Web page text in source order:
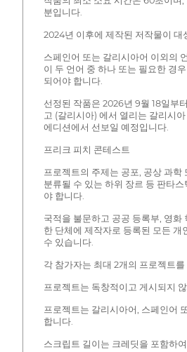
분입니다.
2024년 이후에 제작된 저작물이 대
스페인어 또는 갈리시아어 이외의
이 두 언어 중 하나 또는 필요한 경
되어야 합니다.
선정된 작품은 2026년 9월 18일부
고 (갈리시아) 에서 열리는 갈리시
에디션에서 선보일 예정입니다.
프리크 피치 콘테스트
프로젝트의 주제는 공포, 공상 과학
분류될 수 있는 하위 장르 등 판타
야 합니다.
국적을 불문하고 공공 등록부, 영화
한 단체에 제작자로 등록된 모든 개
수 있습니다.
각 참가자는 최대 2개의 프로젝트를
프로젝트는 독창적이고 게시되지
프로젝트는 갈리시아어, 스페인어
합니다.
스크립트 길이는 크레딧을 포함하